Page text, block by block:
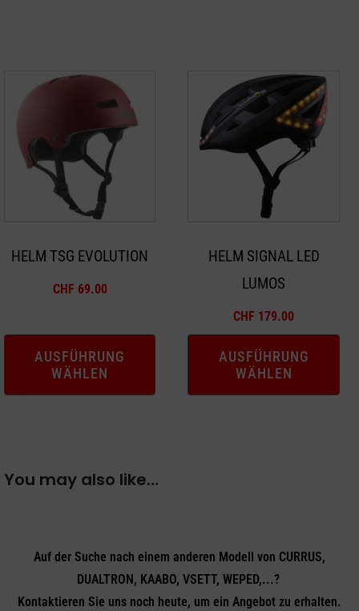
HELM TSG EVOLUTION
CHF 69.00
AUSFÜHRUNG
WÄHLEN
Produkt
mehrere
Varianten
können
gewählt
HELM SIGNAL LED
LUMOS
CHF 179.00
AUSFÜHRUNG
WÄHLEN
Produkt
weist
mehrere
können
gewählt
You may also like…
Auf der Suche nach einem anderen Modell von CURRUS,
DUALTRON, KAABO, VSETT, WEPED,...?
Kontaktieren Sie uns noch heute, um ein Angebot zu erhalten.